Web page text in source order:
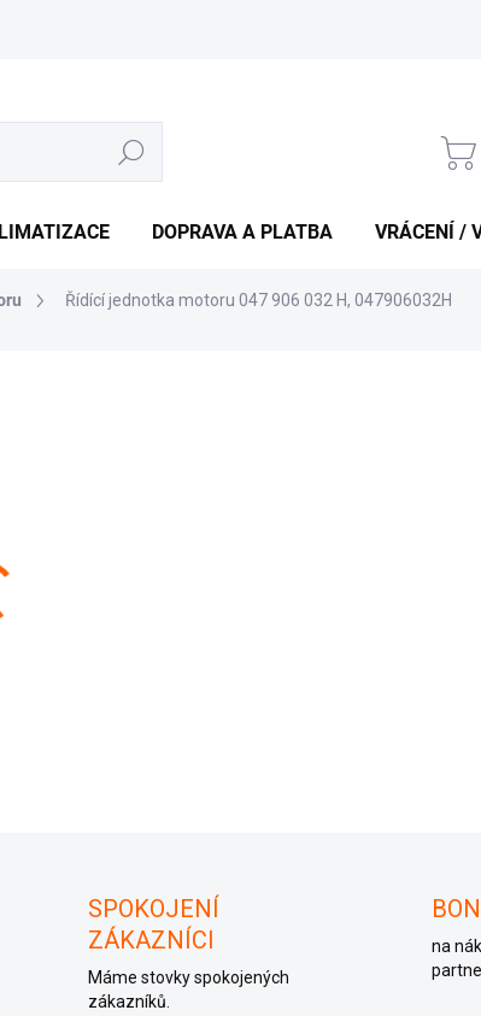
Hledat
DOPRAVA A PLATBA VRÁCENÍ /
Řídící jednotka motoru 047 906 032 H, 047906032H
SPOKOJENÍ
ZÁKAZNÍCI
Máme stovky spokojených
zákazníků.
na